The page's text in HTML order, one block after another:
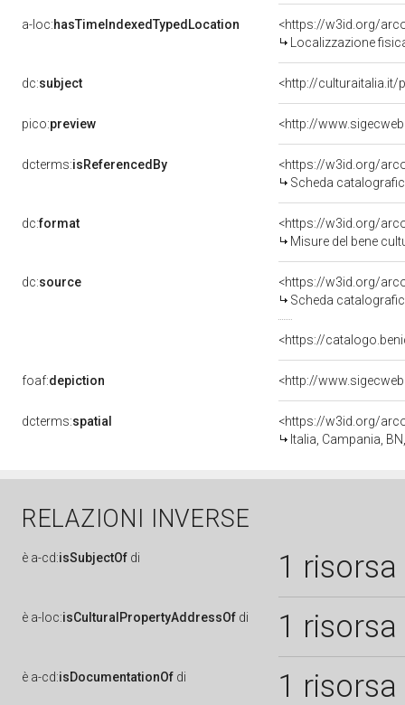
a-loc:hasTimeIndexedTypedLocation
<https://w3id.org/
Localizzazione
dc:subject <http://culturaitalia.it/
pico:preview
dcterms:isReferencedBy
<https://w3id.org/
Scheda
dc:format
<https://w3id.org/
Misure del bene
dc:source
<https://w3id.org/
Scheda
<https://
foaf:depiction
dcterms:spatial
<https://w3id.org/
Italia, Campania,
RELAZIONI INVERSE
è a-cd:isSubjectOf di 1 risorsa
è a-loc:isCulturalPropertyAddressOf di 1 risorsa
è a-cd:isDocumentationOf di 1 risorsa